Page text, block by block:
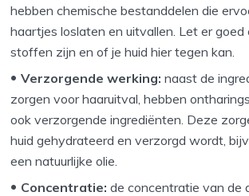
hebben chemische bestanddelen die
haartjes loslaten en uitvallen. Let er
stoffen zijn en of je huid hier tegen kan.
Verzorgende werking:naast de
zorgen voor haaruitval, hebben
ook verzorgende ingrediënten. Deze
huid gehydrateerd en verzorgd wordt,
een natuurlijke olie.
Concentratie:de concentratie van de